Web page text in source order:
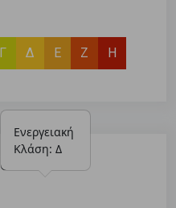
Γ Δ
Ενεργειακή
Κλάση: Δ
Ε Ζ Η